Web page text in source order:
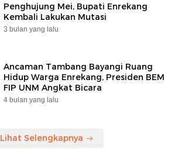
Penghujung Mei, Bupati Enrekang
Kembali Lakukan Mutasi
3 bulan yang lalu
Ancaman Tambang Bayangi Ruang
Hidup Warga Enrekang, Presiden BEM
FIP UNM Angkat Bicara
4 bulan yang lalu
Lihat Selengkapnya